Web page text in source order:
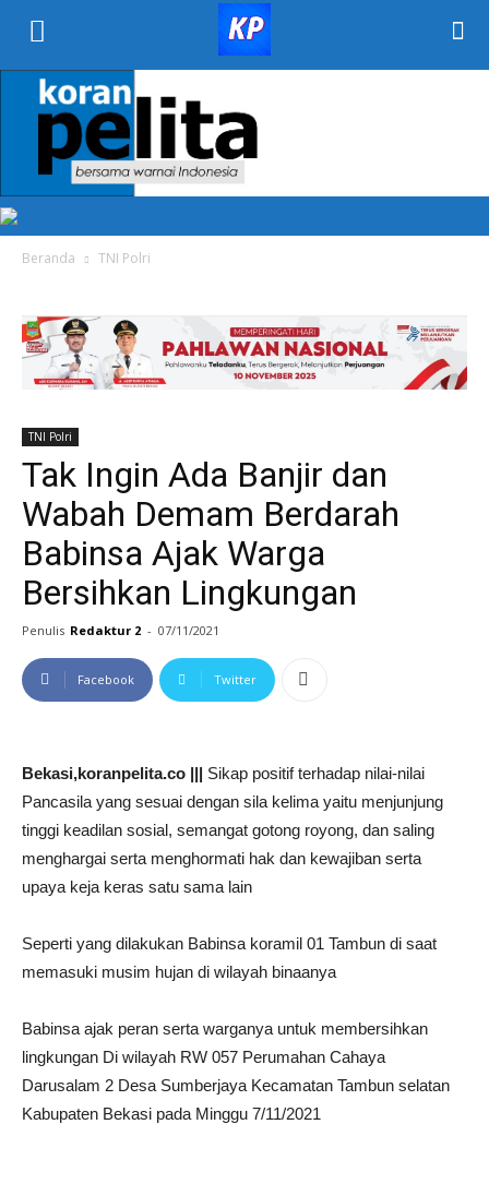
PELITA
Beranda TNI Polri
TNI Polri
Tak Ingin Ada Banjir dan
Wabah Demam Berdarah
Babinsa Ajak Warga
Bersihkan Lingkungan
Penulis Redaktur 2 - 07/11/2021
Facebook Twitter
Bekasi,koranpelita.co ||| Sikap positif terhadap nilai-nilai
Pancasila yang sesuai dengan sila kelima yaitu menjunjung
tinggi keadilan sosial, semangat gotong royong, dan saling
menghargai serta menghormati hak dan kewajiban serta
upaya keja keras satu sama lain
Seperti yang dilakukan Babinsa koramil 01 Tambun di saat
memasuki musim hujan di wilayah binaanya
Babinsa ajak peran serta warganya untuk membersihkan
lingkungan Di wilayah RW 057 Perumahan Cahaya
Darusalam 2 Desa Sumberjaya Kecamatan Tambun selatan
Kabupaten Bekasi pada Minggu 7/11/2021